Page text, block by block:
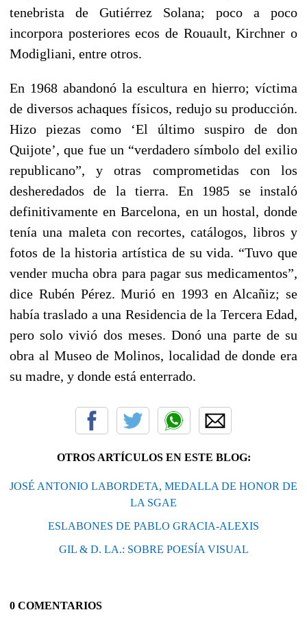
tenebrista de Gutiérrez Solana; poco a poco
incorpora posteriores ecos de Rouault, Kirchner o
Modigliani, entre otros.
En 1968 abandonó la escultura en hierro; víctima
de diversos achaques físicos, redujo su producción.
Hizo piezas como ‘El último suspiro de don
Quijote’, que fue un “verdadero símbolo del exilio
republicano”, y otras comprometidas con los
desheredados de la tierra. En 1985 se instaló
definitivamente en Barcelona, en un hostal, donde
tenía una maleta con recortes, catálogos, libros y
fotos de la historia artística de su vida. “Tuvo que
vender mucha obra para pagar sus medicamentos”,
dice Rubén Pérez. Murió en 1993 en Alcañiz; se
había traslado a una Residencia de la Tercera Edad,
pero solo vivió dos meses. Donó una parte de su
obra al Museo de Molinos, localidad de donde era
su madre, y donde está enterrado.
OTROS ARTÍCULOS EN ESTE BLOG:
JOSÉ ANTONIO LABORDETA, MEDALLA DE HONOR DE
LA SGAE
ESLABONES DE PABLO GRACIA-ALEXIS
GIL & D. LA.: SOBRE POESÍA VISUAL
0 COMENTARIOS